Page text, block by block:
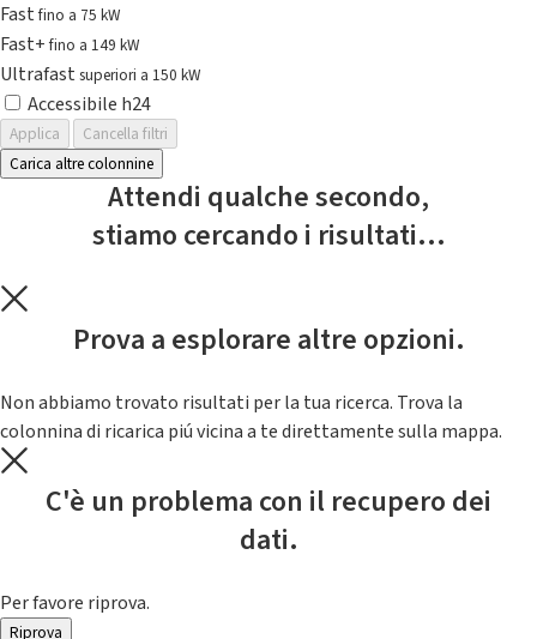
Fastfino a 75 kW
Fast+fino a 149 kW
Ultrafast superiori a 150 kW
Accessibile h24
Applica
Cancella filtri
Carica altre colonnine
Attendi qualche secondo,
stiamo cercando i risultati...
Prova a esplorare altre opzioni.
Non abbiamo trovato risultati per la tua ricerca. Trova la
colonnina di ricarica piú vicina a te direttamente sulla mappa.
C'è un problema con il recupero dei
dati.
Per favore riprova.
Riprova